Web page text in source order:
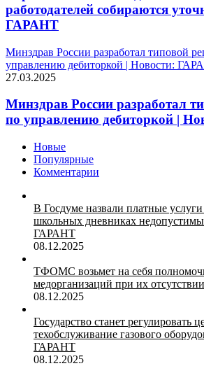
работодателей собираются
ГАРАНТ
Минздрав России разработал типовой
управлению дебиторкой | Новости:
27.03.2025
Минздрав России разработал
по управлению дебиторкой |
Новые
Популярные
Комментарии
В Госдуме назвали платные
школьных дневниках
ГАРАНТ
08.12.2025
ТФОМС возьмет на себя
медорганизаций при их
08.12.2025
Государство станет регулировать
техобслуживание газового
ГАРАНТ
08.12.2025